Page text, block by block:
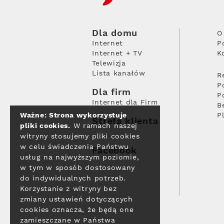
Dla domu
Internet
Internet + TV
Telewizja
Lista kanałów
Dla firm
Internet dla Firm
Strefa klienta
Facebook
Ważne: Strona wykorzystuje
pliki cookies. W ramach naszej
witryny stosujemy pliki cookies
w celu świadczenia Państwu
usług na najwyższym poziomie,
w tym w sposób dostosowany
do indywidualnych potrzeb.
Korzystanie z witryny bez
zmiany ustawień dotyczących
cookies oznacza, że będą one
zamieszczane w Państwa